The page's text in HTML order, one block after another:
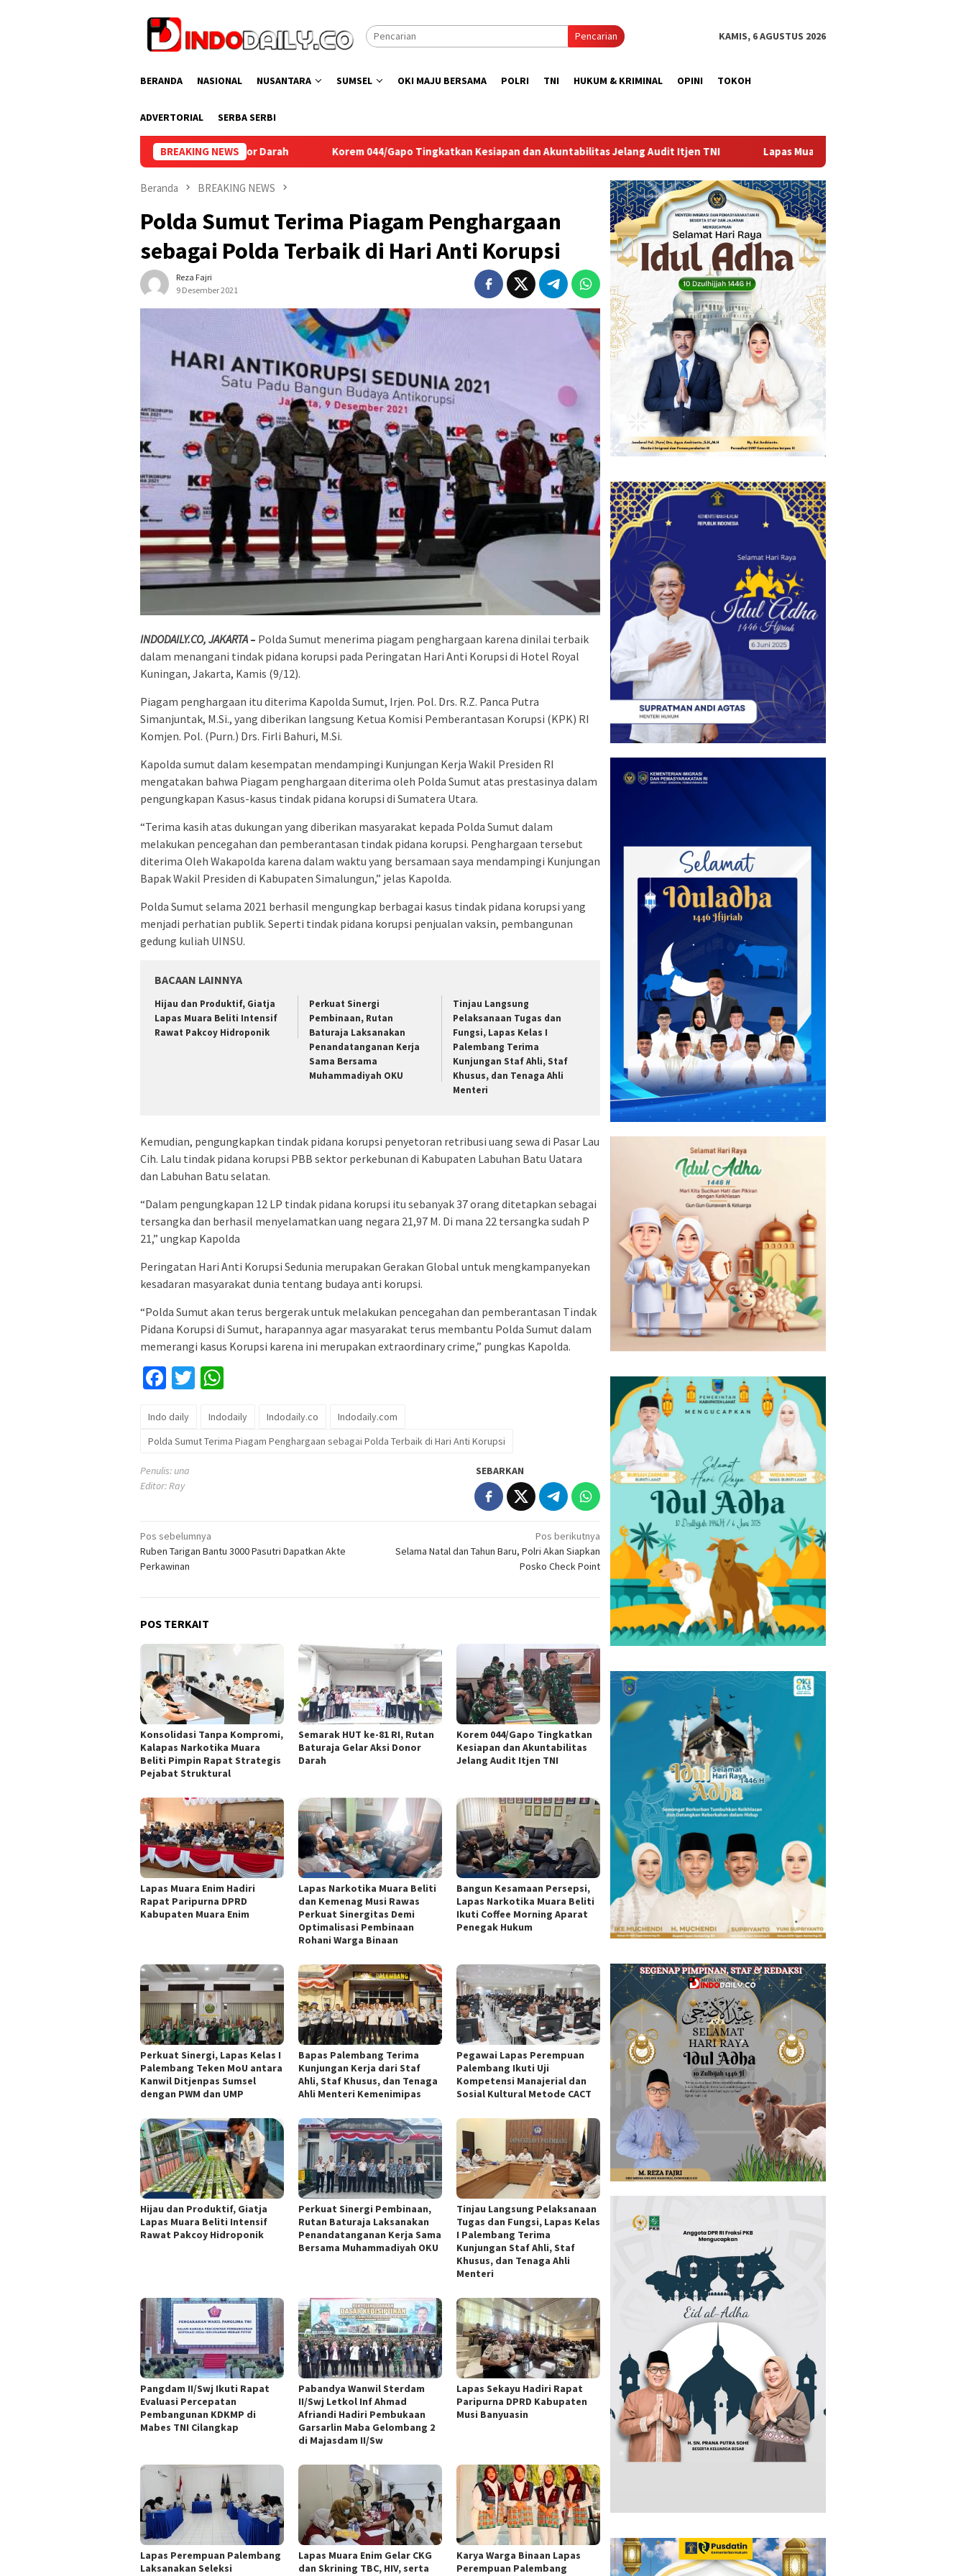
Pencarian KAMIS, 6 AGUSTUS 2026
BERANDA NASIONAL NUSANTARA SUMSEL OKI MAJU BERSAMA POLRI TNI HUKUM & KRIMINAL OPINI TOKOH
ADVERTORIAL SERBA SERBI
BREAKING NEWS
Korem 044/Gapo Tingkatkan Kesiapan dan Akuntabilitas Jelang Audit Itjen TNI Lapas Muara Enim Hadiri Rapat Paripurna DPRD Kabupaten Muara
Beranda BREAKING NEWS
Polda Sumut Terima Piagam Penghargaan
sebagai Polda Terbaik di Hari Anti Korupsi
Reza Fajri
9 Desember 2021
INDODAILY.CO, JAKARTA– Polda Sumut menerima piagam penghargaan karena dinilai terbaik
dalam menangani tindak pidana korupsi pada Peringatan Hari Anti Korupsi di Hotel Royal
Kuningan, Jakarta, Kamis (9/12).
Piagam penghargaan itu diterima Kapolda Sumut, Irjen. Pol. Drs. R.Z. Panca Putra
Simanjuntak, M.Si., yang diberikan langsung Ketua Komisi Pemberantasan Korupsi (KPK) RI
Komjen. Pol. (Purn.) Drs. Firli Bahuri, M.Si.
Kapolda sumut dalam kesempatan mendampingi Kunjungan Kerja Wakil Presiden RI
mengatakan bahwa Piagam penghargaan diterima oleh Polda Sumut atas prestasinya dalam
pengungkapan Kasus-kasus tindak pidana korupsi di Sumatera Utara.
“Terima kasih atas dukungan yang diberikan masyarakat kepada Polda Sumut dalam
melakukan pencegahan dan pemberantasan tindak pidana korupsi. Penghargaan tersebut
diterima Oleh Wakapolda karena dalam waktu yang bersamaan saya mendampingi Kunjungan
Bapak Wakil Presiden di Kabupaten Simalungun,” jelas Kapolda.
Polda Sumut selama 2021 berhasil mengungkap berbagai kasus tindak pidana korupsi yang
menjadi perhatian publik. Seperti tindak pidana korupsi penjualan vaksin, pembangunan
gedung kuliah UINSU.
BACAAN LAINNYA
Hijau dan Produktif, Giatja
Lapas Muara Beliti Intensif
Rawat Pakcoy Hidroponik
Perkuat Sinergi
Pembinaan, Rutan
Baturaja Laksanakan
Penandatanganan Kerja
Sama Bersama
Muhammadiyah OKU
Tinjau Langsung
Pelaksanaan Tugas dan
Fungsi, Lapas Kelas I
Palembang Terima
Kunjungan Staf Ahli, Staf
Khusus, dan Tenaga Ahli
Menteri
Kemudian, pengungkapkan tindak pidana korupsi penyetoran retribusi uang sewa di Pasar Lau
Cih. Lalu tindak pidana korupsi PBB sektor perkebunan di Kabupaten Labuhan Batu Uatara
dan Labuhan Batu selatan.
“Dalam pengungkapan 12 LP tindak pidana korupsi itu sebanyak 37 orang ditetapkan sebagai
tersangka dan berhasil menyelamatkan uang negara 21,97 M. Di mana 22 tersangka sudah P
21,” ungkap Kapolda
Peringatan Hari Anti Korupsi Sedunia merupakan Gerakan Global untuk mengkampanyekan
kesadaran masyarakat dunia tentang budaya anti korupsi.
“Polda Sumut akan terus bergerak untuk melakukan pencegahan dan pemberantasan Tindak
Pidana Korupsi di Sumut, harapannya agar masyarakat terus membantu Polda Sumut dalam
memerangi kasus Korupsi karena ini merupakan extraordinary crime,” pungkas Kapolda.
Facebook
Twitter
Indo daily Indodaily Indodaily.co
Indodaily.com
Polda Sumut Terima Piagam Penghargaan sebagai Polda Terbaik di Hari Anti Korupsi
Penulis: una
Editor: Ray
SEBARKAN
Navigasi
pos
Pos sebelumnya
Ruben Tarigan Bantu 3000 Pasutri Dapatkan Akte
Perkawinan
Pos berikutnya
Selama Natal dan Tahun Baru, Polri Akan Siapkan
Posko Check Point
POS TERKAIT
Konsolidasi Tanpa Kompromi,
Kalapas Narkotika Muara
Beliti Pimpin Rapat Strategis
Pejabat Struktural
Semarak HUT ke-81 RI, Rutan
Baturaja Gelar Aksi Donor
Darah
Korem 044/Gapo Tingkatkan
Kesiapan dan Akuntabilitas
Jelang Audit Itjen TNI
Lapas Muara Enim Hadiri
Rapat Paripurna DPRD
Kabupaten Muara Enim
Lapas Narkotika Muara Beliti
dan Kemenag Musi Rawas
Perkuat Sinergitas Demi
Optimalisasi Pembinaan
Rohani Warga Binaan
Bangun Kesamaan Persepsi,
Lapas Narkotika Muara Beliti
Ikuti Coffee Morning Aparat
Penegak Hukum
Perkuat Sinergi, Lapas Kelas I
Palembang Teken MoU antara
Kanwil Ditjenpas Sumsel
dengan PWM dan UMP
Bapas Palembang Terima
Kunjungan Kerja dari Staf
Ahli, Staf Khusus, dan Tenaga
Ahli Menteri Kemenimipas
Pegawai Lapas Perempuan
Palembang Ikuti Uji
Kompetensi Manajerial dan
Sosial Kultural Metode CACT
Hijau dan Produktif, Giatja
Lapas Muara Beliti Intensif
Rawat Pakcoy Hidroponik
Perkuat Sinergi Pembinaan,
Rutan Baturaja Laksanakan
Penandatanganan Kerja Sama
Bersama Muhammadiyah OKU
Tinjau Langsung Pelaksanaan
Tugas dan Fungsi, Lapas Kelas
I Palembang Terima
Kunjungan Staf Ahli, Staf
Khusus, dan Tenaga Ahli
Menteri
Pangdam II/Swj Ikuti Rapat
Evaluasi Percepatan
Pembangunan KDKMP di
Mabes TNI Cilangkap
Pabandya Wanwil Sterdam
II/Swj Letkol Inf Ahmad
Afriandi Hadiri Pembukaan
Garsarlin Maba Gelombang 2
di Majasdam II/Sw
Lapas Sekayu Hadiri Rapat
Paripurna DPRD Kabupaten
Musi Banyuasin
Lapas Perempuan Palembang
Laksanakan Seleksi
Lapas Muara Enim Gelar CKG
dan Skrining TBC, HIV, serta
Karya Warga Binaan Lapas
Perempuan Palembang